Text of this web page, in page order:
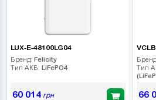
LUX-E-48100LG04
Бренд: Felicity
Тип АКБ: LiFePO4
60 014грн
Тип
66